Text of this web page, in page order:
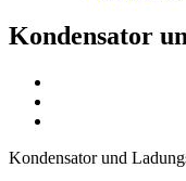
Kondensator
Kondensator und